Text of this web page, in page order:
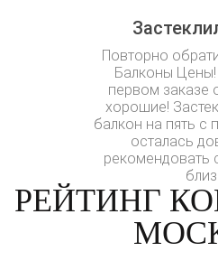
Повторно
Балконы Цены!
первом заказе
хорошие!
балкон на пять с
осталась
рекомендовать
РЕЙТИНГ